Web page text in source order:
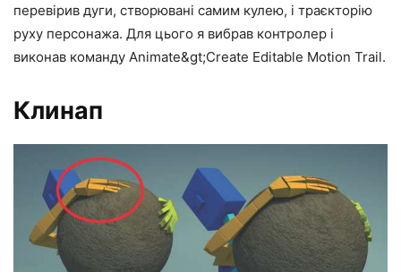
перевірив дуги, створювані самим кулею, і траєкторію
руху персонажа. Для цього я вибрав контролер і
виконав команду Animate&gt;Create Editable Motion Trail.
Клинап